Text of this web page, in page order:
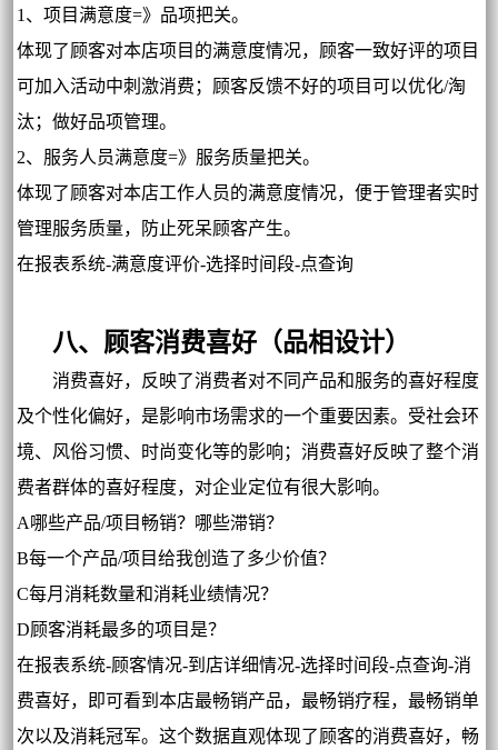
1、项目满意度=》品项把关。
体现了顾客对本店项目的满意度情况，顾客一致好评的项目
可加入活动中刺激消费；顾客反馈不好的项目可以优化/淘
汰；做好品项管理。
2、服务人员满意度=》服务质量把关。
体现了顾客对本店工作人员的满意度情况，便于管理者实时
管理服务质量，防止死呆顾客产生。
在报表系统-满意度评价-选择时间段-点查询
八、顾客消费喜好（品相设计）
消费喜好，反映了消费者对不同产品和服务的喜好程度
及个性化偏好，是影响市场需求的一个重要因素。受社会环
境、风俗习惯、时尚变化等的影响；消费喜好反映了整个消
费者群体的喜好程度，对企业定位有很大影响。
A哪些产品/项目畅销？哪些滞销？
B每一个产品/项目给我创造了多少价值？
C每月消耗数量和消耗业绩情况？
D顾客消耗最多的项目是？
在报表系统-顾客情况-到店详细情况-选择时间段-点查询-消
费喜好，即可看到本店最畅销产品，最畅销疗程，最畅销单
次以及消耗冠军。这个数据直观体现了顾客的消费喜好，畅